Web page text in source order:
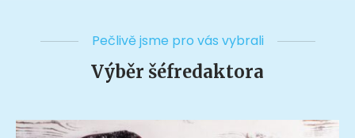
Pečlivě jsme pro vás vybrali
Výběr šéfredaktora